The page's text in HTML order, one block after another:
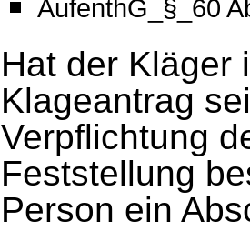
AufenthG_§_60
Hat der Kläger
Klageantrag
Verpflichtung
Feststellung
Person ein